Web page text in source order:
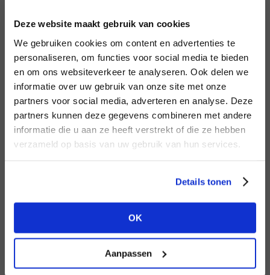
Deze website maakt gebruik van cookies
We gebruiken cookies om content en advertenties te
personaliseren, om functies voor social media te bieden
en om ons websiteverkeer te analyseren. Ook delen we
informatie over uw gebruik van onze site met onze
partners voor social media, adverteren en analyse. Deze
partners kunnen deze gegevens combineren met andere
informatie die u aan ze heeft verstrekt of die ze hebben
verzameld op basis van uw gebruik van hun services.
Details tonen
OK
Aanpassen
INLOGGEN
Wachtwoord
INLOGGEN
NOG GEEN ACCOUNT?
HEB JE NOG GEEN
ACCOUNT?
aan of bekijk de andere mogelijkheden.
BEKIJK ALLE OPTIES
MERK
Harper & Yve
Knit-ted
MERK
MERK
Aaiko